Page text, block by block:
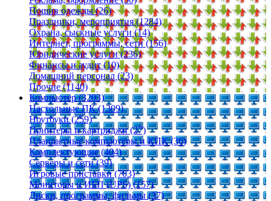
Пошив одежды (26)
Праздники, мероприятия (1284)
Охрана, сыскные услуги (14)
Интернет, программы, сети (156)
Юридические услуги (236)
Финансы и аудит (10)
Домашний персонал (23)
Прочие (1140)
Компьютер (3203)
Настольные ПК (1309)
Ноутбуки (259)
Принтеры и картриджи (27)
Планшетные компьютеры и КПК (36)
Комплектующие (404)
Серверы и сети (39)
Игровые приставки (703)
Мониторы и ИБП (UPS) (157)
Диски, программы, фильмы (37)